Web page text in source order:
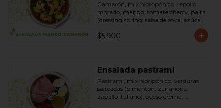
Camarón, mix hidropónico, repollo
morado, mango, tomate cherry, palta
(dressing spring: salsa de soya, azúcar,
$5.900
Ensalada pastrami
Pastrami, mix hidripónico, verduras
salteadas (pimentón, zanahoria,
zapallo italiano), queso crema,